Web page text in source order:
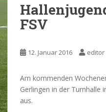
FSV
12. Januar 2016 editor
Am kommenden
Gerlingen in der Turnhalle
aus.